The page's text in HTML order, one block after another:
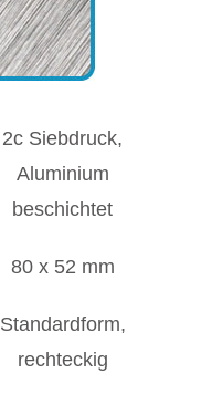
2c Siebdruck,
Aluminium
beschichtet
80 x 52 mm
Standardform,
rechteckig